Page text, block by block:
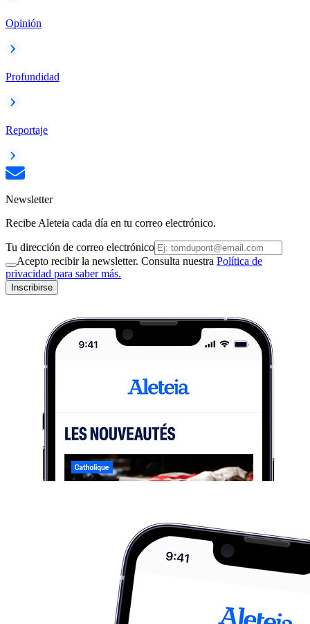
Opinión
Profundidad
Reportaje
Newsletter
Recibe Aleteia cada día en tu correo electrónico.
Tu dirección de correo electrónico
Acepto recibir la newsletter. Consulta nuestra Política de
privacidad para saber más.
Inscribirse